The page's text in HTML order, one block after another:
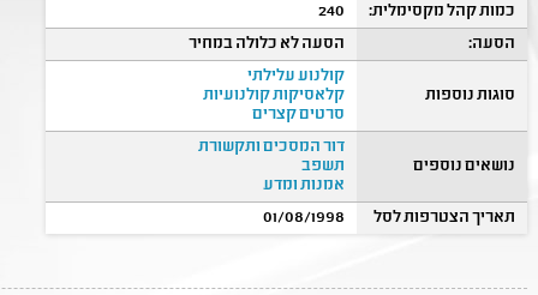
כמות קהל מקסימלית:
240
הסעה:
הסעה לא כלולה במחיר
סוגות נוספות
קולנוע עלילתי
קלאסיקות קולנועיות
סרטים קצרים
נושאים נוספים
דור המסכים ותקשורת
תשפב
אמנות ומדע
תאריך הצטרפות לסל
01/08/1998